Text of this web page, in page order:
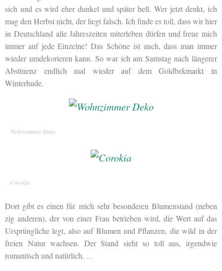
sich und es wird eher dunkel und später hell. Wer jetzt denkt, ich
mag den Herbst nicht, der liegt falsch. Ich finde es toll, dass wir hier
in Deutschland alle Jahreszeiten miterleben dürfen und freue mich
immer auf jede Einzelne! Das Schöne ist auch, dass man immer
wieder umdekorieren kann. So war ich am Samstag nach längerer
Abstinenz endlich mal wieder auf dem Goldbekmarkt in
Winterhude.
Wohnzimmer Deko
Corokia
Dort gibt es einen für mich sehr besonderen Blumenstand (neben
zig anderen), der von einer Frau betrieben wird, die Wert auf das
Ursprüngliche legt, also auf Blumen und Pflanzen, die wild in der
freien Natur wachsen. Der Stand sieht so toll aus, irgendwie
romantisch und natürlich. …